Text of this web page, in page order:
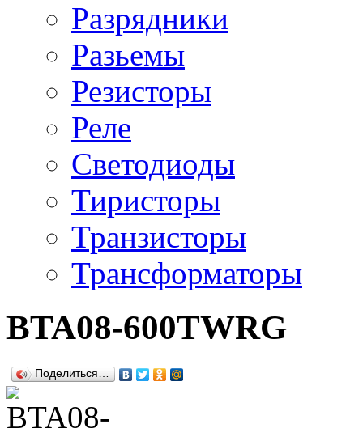
Разрядники
Разьемы
Резисторы
Реле
Светодиоды
Тиристоры
Транзисторы
Трансформаторы
BTA08-600TWRG
Поделиться…